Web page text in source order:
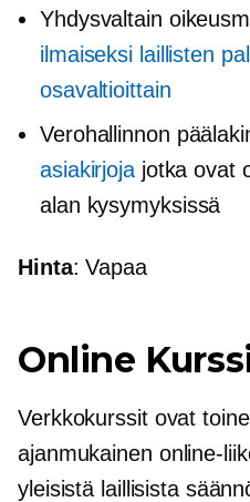
Yhdysvaltain
ilmaiseksi laillisten
osavaltioittain
Verohallinnon
asiakirjojajotka ovat
alan kysymyksissä
Hinta: Vapaa
Online
Verkkokurssit ovat
ajanmukainen online-
yleisistä laillisista